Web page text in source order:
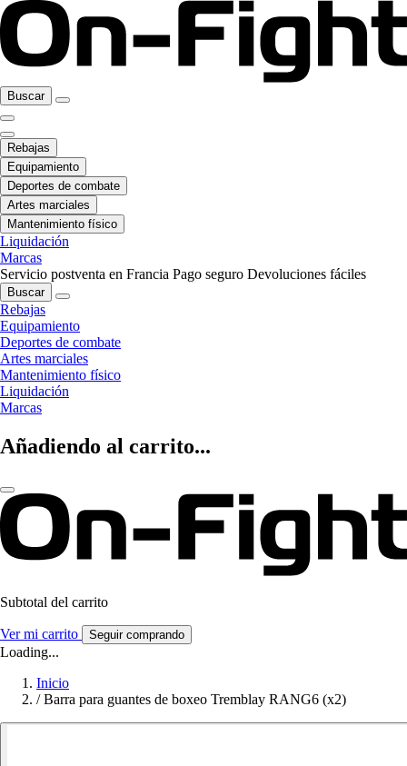
Buscar
Rebajas
Equipamiento
Deportes de combate
Artes marciales
Mantenimiento físico
Liquidación
Marcas
Servicio postventa en Francia Pago seguro Devoluciones fáciles
Buscar
Rebajas
Equipamiento
Deportes de combate
Artes marciales
Mantenimiento físico
Liquidación
Marcas
Añadiendo al carrito...
Subtotal del carrito
Ver mi carrito Seguir comprando
Loading...
Inicio
/ Barra para guantes de boxeo Tremblay RANG6 (x2)